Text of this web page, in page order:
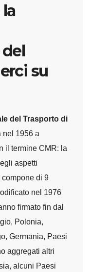
la
su
del Trasporto di
nel 1956 a
il termine CMR: la
aspetti
compone di 9
nel 1976
firmato fin dal
Polonia,
Germania, Paesi
aggregati altri
alcuni Paesi